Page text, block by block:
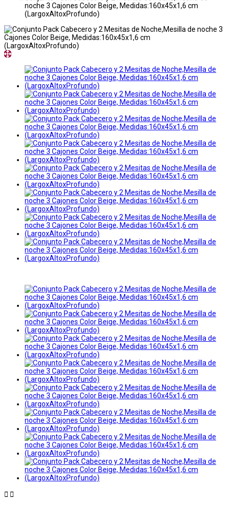
noche 3 Cajones Color Beige, Medidas:160x45x1,6 cm
(LargoxAltoxProfundo)
 